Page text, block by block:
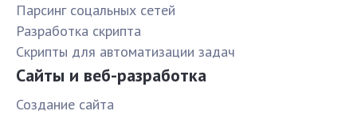
Парсинг соцальных сетей
Разработка скрипта
Скрипты для автоматизации задач
Сайты и веб-разработка
Создание сайта